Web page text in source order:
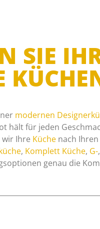
SIE
modernen
hält für jeden
Ihre Küche nach
, Komplett Küche, G-,
genau die